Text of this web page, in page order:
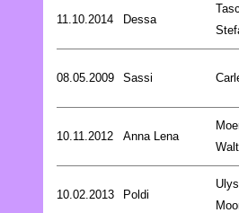
11.10.2014 Dessa
08.05.2009 Sassi
10.11.2012 Anna Lena
10.02.2013 Poldi